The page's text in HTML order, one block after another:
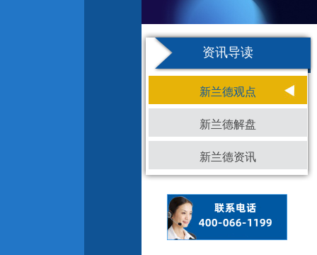
资讯导读
新兰德观点
新兰德解盘
新兰德资讯